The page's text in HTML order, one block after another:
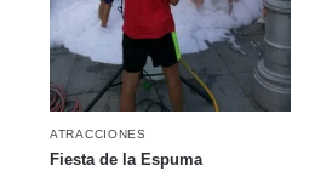
ATRACCIONES
Fiesta de la Espuma